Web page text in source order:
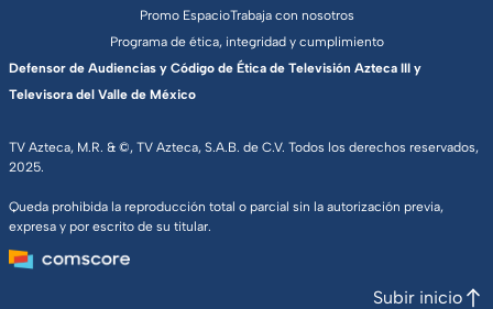
TV Azteca, M.R. & ©, TV Azteca, S.A.B. de C.V. Todos los derechos reservados,
2025.
Queda prohibida la reproducción total o parcial sin la autorización previa,
expresa y por escrito de su titular.
Promo EspacioTrabaja con nosotros
Programa de ética, integridad y cumplimiento
Defensor de Audiencias y Código de Ética de Televisión Azteca III y
Televisora del Valle de México
Subir inicio